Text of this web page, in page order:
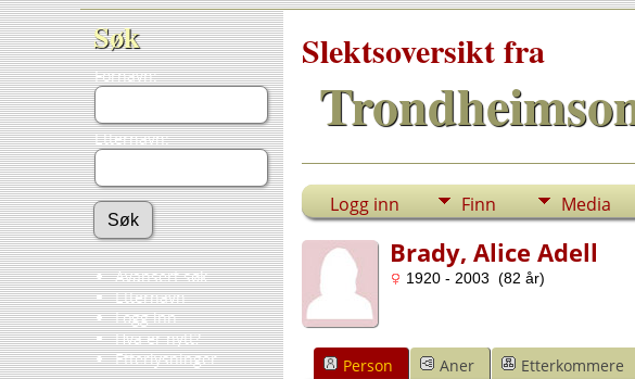
Søk
Fornavn:
Etternavn:
Avansert søk
Etternavn
Logg inn
Hva er nytt?
Etterlysninger
Slektsoversikt fra
Logg inn Finn Media
Brady, Alice Adell
1920 - 2003 (82 år)
Person Aner Etterkommere